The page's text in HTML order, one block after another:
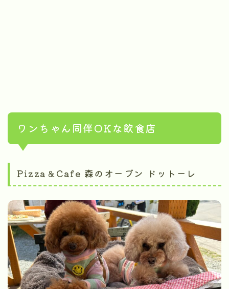
ワンちゃん同伴OKな飲食店
Pizza＆Cafe 森のオーブン ドットーレ